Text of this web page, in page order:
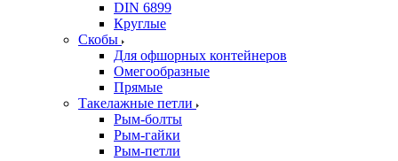
DIN 6899
Круглые
Скобы
Для офшорных контейнеров
Омегообразные
Прямые
Такелажные петли
Рым-болты
Рым-гайки
Рым-петли